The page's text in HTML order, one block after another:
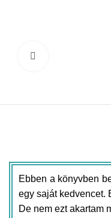
Ebben a könyvben
egy saját kedvencet.
De nem ezt akartam